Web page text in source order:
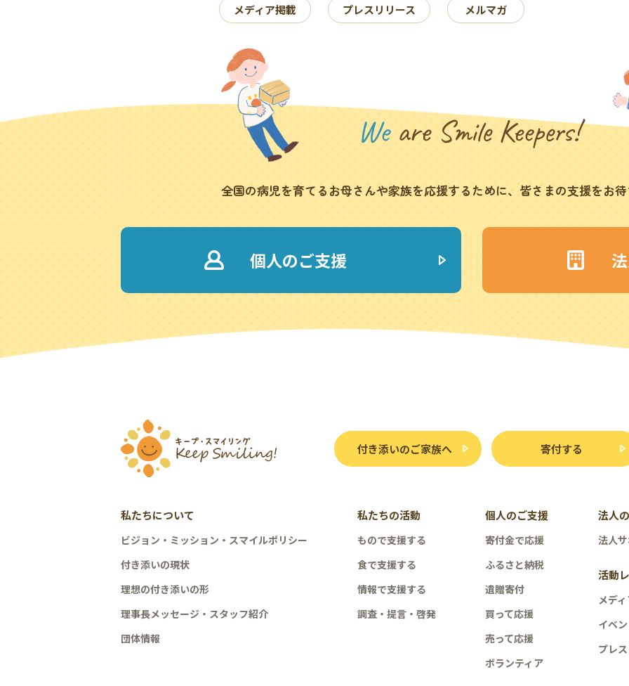
メディア掲載 プレスリリース メルマガ
全国の病児を育てるお母さんや家族を応援するために、皆さまの支援をお
個人のご支援
付き添いのご家族へ 寄付する
私たちについて
ビジョン・ミッション・スマイルポリシー
付き添いの現状
理想の付き添いの形
理事長メッセージ・スタッフ紹介
団体情報
私たちの活動
もので支援する
食で支援する
情報で支援する
調査・提言・啓発
個人のご支援
寄付金で応援
ふるさと納税
遺贈寄付
買って応援
売って応援
ボランティア
法人
法人
活動
メデ
イベ
プレ